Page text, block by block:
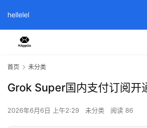
首页 未分类
Grok Super国内支付订阅开
2026年6月6日 上午2:29 未分类 阅读 86
hellelel